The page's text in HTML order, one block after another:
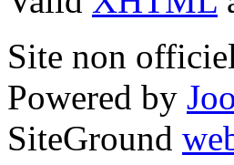
Site non
Powered by
SiteGround